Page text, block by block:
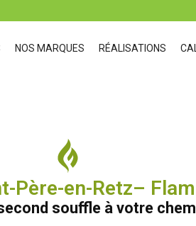
NOS MARQUES RÉALISATIONS
Père-en-Retz–
souffle à votre